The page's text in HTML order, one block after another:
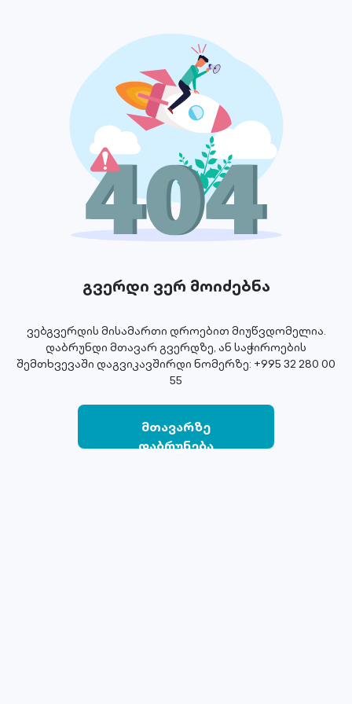
გვერდი ვერ მოიძებნა
ვებგვერდის მისამართი დროებით მიუწვდომელია.
დაბრუნდი მთავარ გვერდზე, ან საჭიროების
შემთხვევაში დაგვიკავშირდი ნომერზე: +995 32 280 00
55
მთავარზე
დაბრუნება